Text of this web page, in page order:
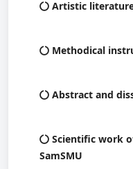
Artistic
Methodical
Abstract and
Scientific work
SamSMU